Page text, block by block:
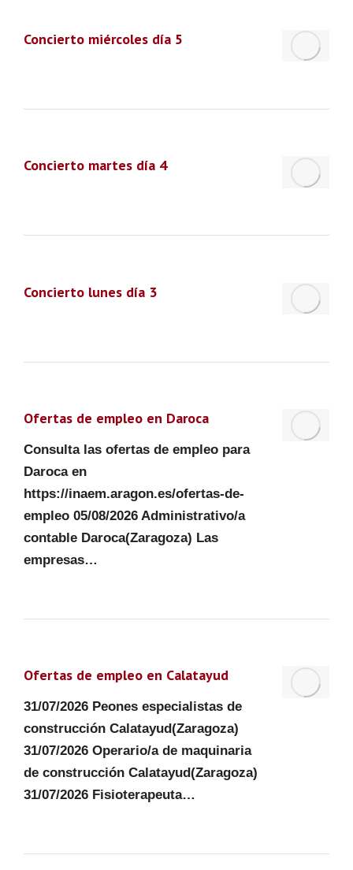
Concierto miércoles día 5
Concierto martes día 4
Concierto lunes día 3
Ofertas de empleo en Daroca
Consulta las ofertas de empleo para
Daroca en
https://inaem.aragon.es/ofertas-de-
empleo 05/08/2026 Administrativo/a
contable Daroca(Zaragoza) Las
empresas…
Ofertas de empleo en Calatayud
31/07/2026 Peones especialistas de
construcción Calatayud(Zaragoza)
31/07/2026 Operario/a de maquinaria
de construcción Calatayud(Zaragoza)
31/07/2026 Fisioterapeuta…